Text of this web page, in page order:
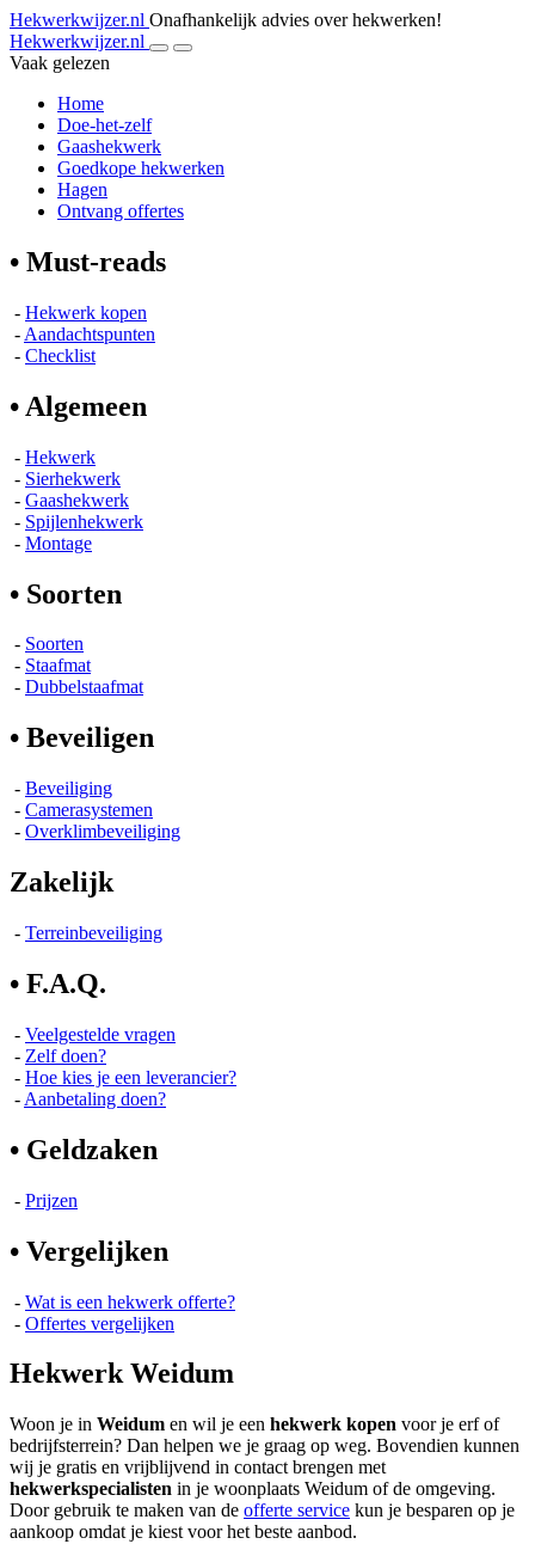
Hekwerkwijzer.nl Onafhankelijk advies over hekwerken!
Hekwerkwijzer.nl
Vaak gelezen
Home
Doe-het-zelf
Gaashekwerk
Goedkope hekwerken
Hagen
Ontvang offertes
• Must-reads
- Hekwerk kopen
- Aandachtspunten
- Checklist
• Algemeen
- Hekwerk
- Sierhekwerk
- Gaashekwerk
- Spijlenhekwerk
- Montage
• Soorten
- Soorten
- Staafmat
- Dubbelstaafmat
• Beveiligen
- Beveiliging
- Camerasystemen
- Overklimbeveiliging
Zakelijk
- Terreinbeveiliging
• F.A.Q.
- Veelgestelde vragen
- Zelf doen?
- Hoe kies je een leverancier?
- Aanbetaling doen?
• Geldzaken
- Prijzen
• Vergelijken
- Wat is een hekwerk offerte?
- Offertes vergelijken
Hekwerk Weidum
Woon je in Weidum en wil je een hekwerk kopen voor je erf of
bedrijfsterrein? Dan helpen we je graag op weg. Bovendien kunnen
wij je gratis en vrijblijvend in contact brengen met
hekwerkspecialisten in je woonplaats Weidum of de omgeving.
Door gebruik te maken van de offerte service kun je besparen op je
aankoop omdat je kiest voor het beste aanbod.